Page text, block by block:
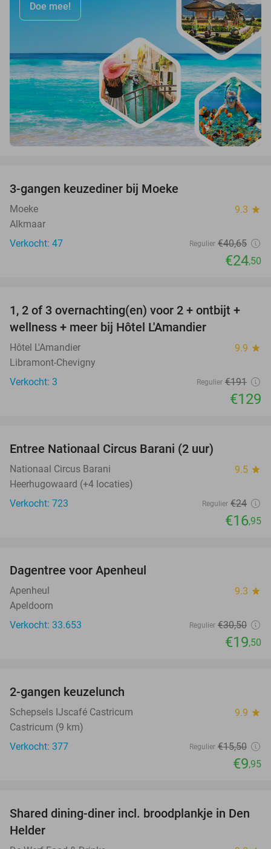
Doe mee!
3-gangen keuzediner bij Moeke
Moeke 9.3 star
Alkmaar
Verkocht: 47
Regulier €40,65
€24,50
32%
TODAY
1, 2 of 3 overnachting(en) voor 2 + ontbijt +
wellness + meer bij Hôtel L'Amandier
Hôtel L'Amandier 9.9 star
Libramont-Chevigny
Verkocht: 3
Regulier €191
€129
Entree Nationaal Circus Barani (2 uur)
Nationaal Circus Barani 9.5 star
Heerhugowaard (+4 locaties)
Verkocht: 723
Regulier €24
€16,95
Dagentree voor Apenheul
Apenheul 9.3 star
Apeldoorn
Verkocht: 33.653
Regulier €30,50
€19,50
2-gangen keuzelunch
Schepsels IJscafé Castricum 9.9 star
Castricum (9 km)
Verkocht: 377
Regulier €15,50
€9,95
25%
Shared dining-diner incl. broodplankje in Den
Helder